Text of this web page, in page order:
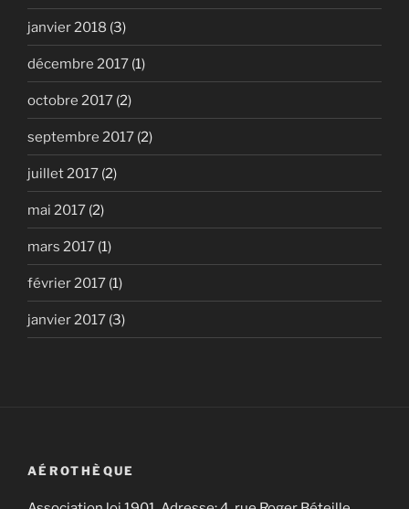
janvier 2018 (3)
décembre 2017 (1)
octobre 2017 (2)
septembre 2017 (2)
juillet 2017 (2)
mai 2017 (2)
mars 2017 (1)
février 2017 (1)
janvier 2017 (3)
AÉROTHÈQUE